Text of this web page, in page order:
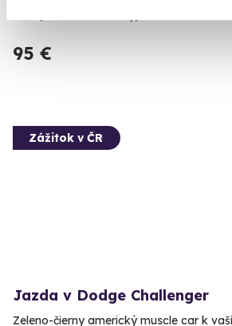
95 €
Zážitok v ČR
Jazda v Dodge Challenger
Zeleno-čierny americký muscle car k